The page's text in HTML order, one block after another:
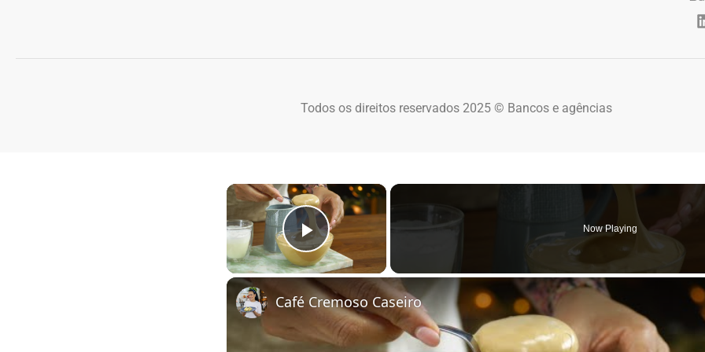
Todos os direitos reservados 2025 © Bancos e agências
×
Play Video
Now Playing
Café Cremoso Caseiro